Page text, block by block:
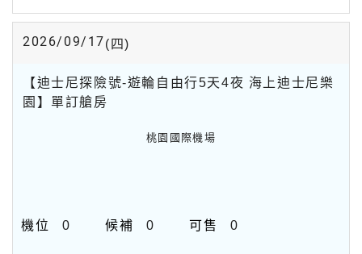
2026/09/17(四)
【迪士尼探險號-遊輪自由行5天4夜 海上迪士尼樂
園】單訂艙房
桃園國際機場
0 0 0